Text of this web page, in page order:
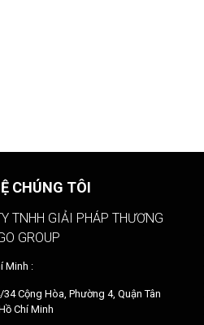
CHÚNG TÔI
TNHH GIẢI PHÁP THƯƠNG
GROUP
Minh :
Cộng Hòa, Phường 4, Quận Tân
Chí Minh